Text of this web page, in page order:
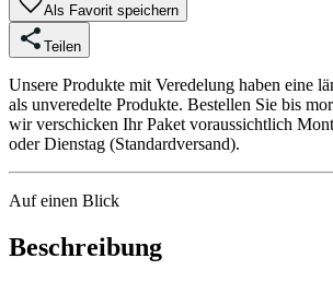
Als Favorit speichern
Teilen
Unsere Produkte mit Veredelung haben eine
als unveredelte Produkte. Bestellen Sie bis
wir verschicken Ihr Paket voraussichtlich
oder Dienstag (Standardversand).
Auf einen Blick
Beschreibung